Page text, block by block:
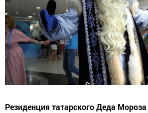
Резиденция татарского Деда Мороза